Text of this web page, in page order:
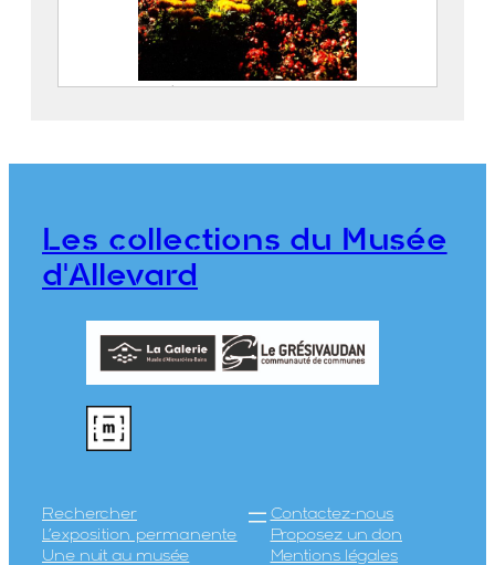
Le kiosque à musique dans le Parc
Les collections du Musée
d'Allevard
Rechercher
L’exposition permanente
Une nuit au musée
Contactez-nous
Proposez un don
Mentions légales